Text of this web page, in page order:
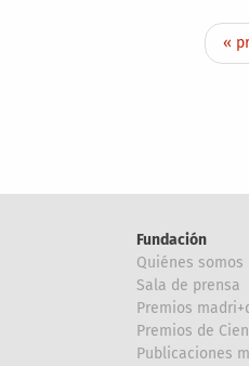
«
Fundación
Quiénes somos
Sala de prensa
Premios
Premios de
Publicaciones